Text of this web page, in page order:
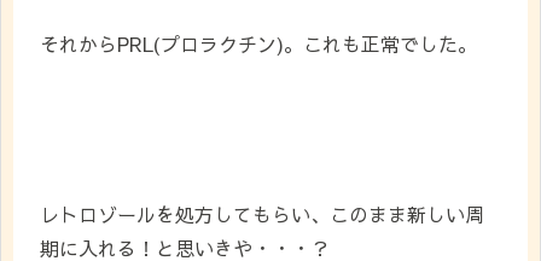
それからPRL(プロラクチン)。これも正常でした。
レトロゾールを処方してもらい、このまま新しい周
期に入れる！と思いきや・・・？